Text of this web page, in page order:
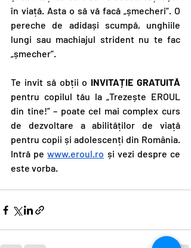
în viață. Asta o să vă facă „șmecheri”. O
pereche de adidași scumpă, unghiile
lungi sau machiajul strident nu te fac
„șmecher”.
Te invit să obții o INVITAȚIE GRATUITĂ
pentru copilul tău la „Trezește EROUL
din tine!” – poate cel mai complex curs
de dezvoltare a abilităților de viață
pentru copii și adolescenți din România.
Intră pe www.eroul.ro și vezi despre ce
este vorba.